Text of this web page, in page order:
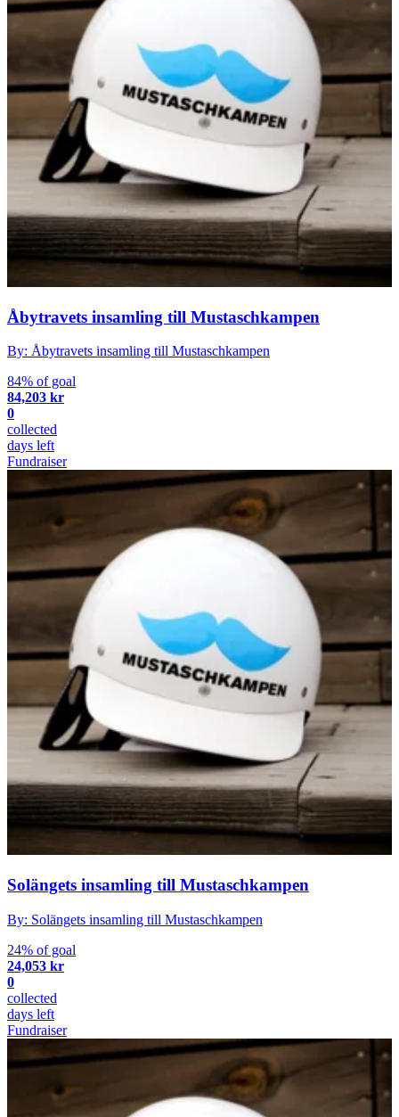
Åbytravets insamling till Mustaschkampen
By: Åbytravets insamling till Mustaschkampen
84% of goal
84,203 kr
0
collected
days left
Fundraiser
Solängets insamling till Mustaschkampen
By: Solängets insamling till Mustaschkampen
24% of goal
24,053 kr
0
collected
days left
Fundraiser